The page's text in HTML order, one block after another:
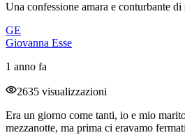
Una confessione amara e conturbante
GE
Giovanna Esse
1 anno fa
2635 visualizzazioni
Era un giorno come tanti, io e mio
mezzanotte, ma prima ci eravamo